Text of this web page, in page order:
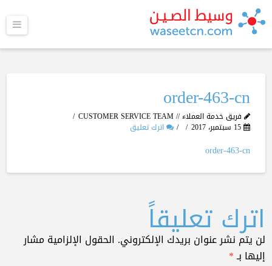
order-463-cn
فريق خدمة العملاء // CUSTOMER SERVICE TEAM
15 سبتمبر، 2017
اترك تعليق
order-463-cn
اترك تعليقاً
لن يتم نشر عنوان بريدك الإلكتروني. الحقول الإلزامية مشار
إليها بـ*